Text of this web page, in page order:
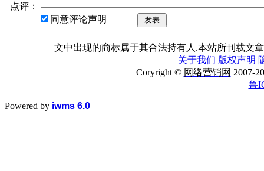
点评：
同意评论声明
发表
文中出现的商标属于其合法持有人.本站所刊载文
关于我们 版权声明
Coryright © 网络营销网 2007-
鲁
Powered by iwms 6.0